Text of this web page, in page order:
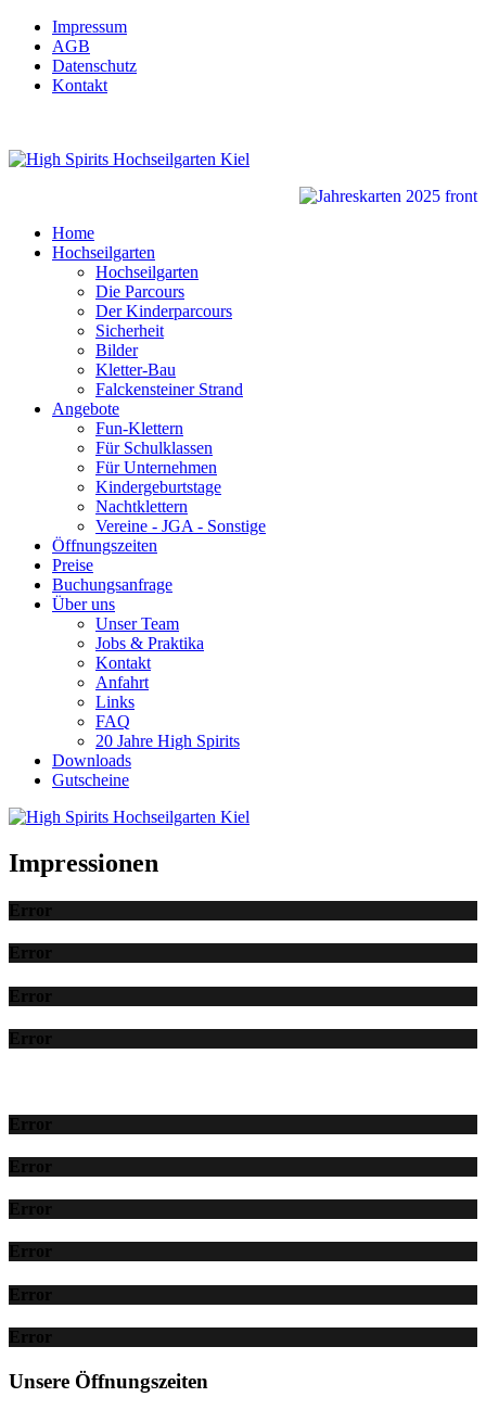
Impressum
AGB
Datenschutz
Kontakt
Home
Hochseilgarten
Hochseilgarten
Die Parcours
Der Kinderparcours
Sicherheit
Bilder
Kletter-Bau
Falckensteiner Strand
Angebote
Fun-Klettern
Für Schulklassen
Für Unternehmen
Kindergeburtstage
Nachtklettern
Vereine - JGA - Sonstige
Öffnungszeiten
Preise
Buchungsanfrage
Über uns
Unser Team
Jobs & Praktika
Kontakt
Anfahrt
Links
FAQ
20 Jahre High Spirits
Downloads
Gutscheine
Impressionen
Error
Error
Error
Error
Error
Error
Error
Error
Error
Error
Unsere Öffnungszeiten